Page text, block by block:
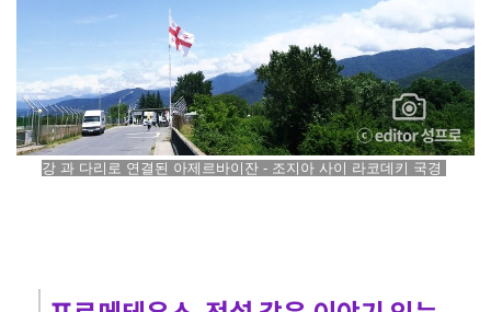
강 과 다리로 연결된 아제르바이잔 - 조지아 사이 라코데키 국경